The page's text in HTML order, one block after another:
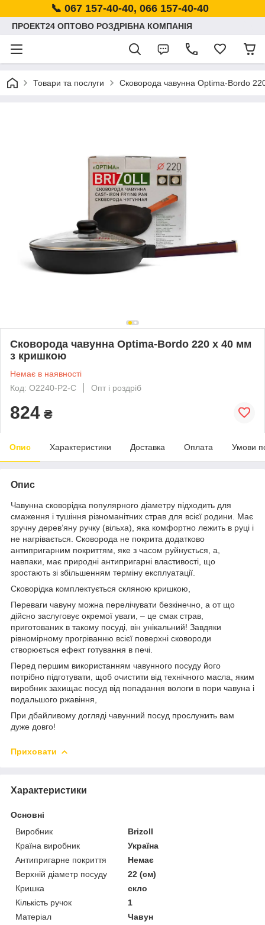
📞 067 157-40-40, 066 157-40-40
ПРОЕКТ24 ОПТОВО РОЗДРІБНА КОМПАНІЯ
Товари та послуги Сковорода чавунна Optima-Bordo
Сковорода чавунна Optima-Bordo 220 х 40 мм
з кришкою
Немає в наявності
Код: O2240-P2-C
Опт і роздріб
824 ₴
Опис Характеристики Доставка Оплата Умови
Опис
Чавунна сковорідка популярного діаметру підходить для
смаження і тушіння різноманітних страв для всієї родини. Має
зручну дерев’яну ручку (вільха), яка комфортно лежить в руці і
не нагрівається. Сковорода не покрита додатково
антипригарним покриттям, яке з часом руйнується, а,
навпаки, має природні антипригарні властивості, що
зростають зі збільшенням терміну експлуатації.
Сковорідка комплектується скляною кришкою,
Переваги чавуну можна перелічувати безкінечно, а от що
дійсно заслуговує окремої уваги, – це смак страв,
приготованих в такому посуді, він унікальний! Завдяки
рівномірному прогріванню всієї поверхні сковороди
створюється ефект готування в печі.
Перед першим використанням чавунного посуду його
потрібно підготувати, щоб очистити від технічного масла, яким
виробник захищає посуд від попадання вологи в пори чавуна і
подальшого ржавіння,
При дбайливому догляді чавунний посуд прослужить вам
дуже довго!
Приховати
Характеристики
Основні
Виробник
Brizoll
Країна виробник
Україна
Антипригарне покриття
Немає
Верхній діаметр посуду
22 (см)
Кришка
скло
Кількість ручок
1
Матеріал
Чавун